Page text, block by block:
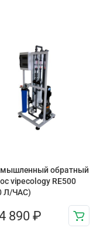
обратный
vipecology RE500
Л/ЧАС)
890 ₽